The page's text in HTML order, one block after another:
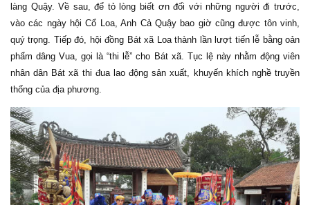
làng Quậy. Về sau, để tỏ lòng biết ơn đối với những người đi trước,
vào các ngày hội Cổ Loa, Anh Cả Quậy bao giờ cũng được tôn vinh,
quý trọng. Tiếp đó, hội đồng Bát xã Loa thành lần lượt tiến lễ bằng oản
phẩm dâng Vua, gọi là “thi lễ” cho Bát xã. Tục lệ này nhằm động viên
nhân dân Bát xã thi đua lao động sản xuất, khuyến khích nghề truyền
thống của địa phương.